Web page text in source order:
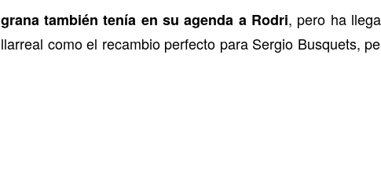
también tenía en su agenda a Rodri, pero ha
como el recambio perfecto para Sergio Busquets,